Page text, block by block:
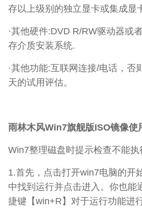
存以上级别的独立显卡或集成显
·其他硬件:DVD R/RW驱动器或
存介质安装系统.
·其他功能:互联网连接/电话，否
天的试用评估。
雨林木风Win7旗舰版ISO镜像使
Win7整理磁盘时提示检查不能
1.首先，点击打开win7电脑的开
中找到运行并点击进入。你也能
捷键【win+R】对于运行功能进